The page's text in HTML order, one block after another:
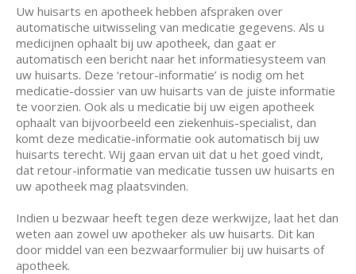
Uw huisarts en apotheek hebben afspraken over
automatische uitwisseling van medicatie gegevens. Als u
medicijnen ophaalt bij uw apotheek, dan gaat er
automatisch een bericht naar het informatiesysteem van
uw huisarts. Deze ‘retour-informatie’ is nodig om het
medicatie-dossier van uw huisarts van de juiste informatie
te voorzien. Ook als u medicatie bij uw eigen apotheek
ophaalt van bijvoorbeeld een ziekenhuis-specialist, dan
komt deze medicatie-informatie ook automatisch bij uw
huisarts terecht. Wij gaan ervan uit dat u het goed vindt,
dat retour-informatie van medicatie tussen uw huisarts en
uw apotheek mag plaatsvinden.
Indien u bezwaar heeft tegen deze werkwijze, laat het dan
weten aan zowel uw apotheker als uw huisarts. Dit kan
door middel van een bezwaarformulier bij uw huisarts of
apotheek.